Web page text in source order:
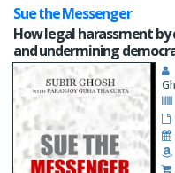
Sue the Messenger
How legal harassment
and undermining